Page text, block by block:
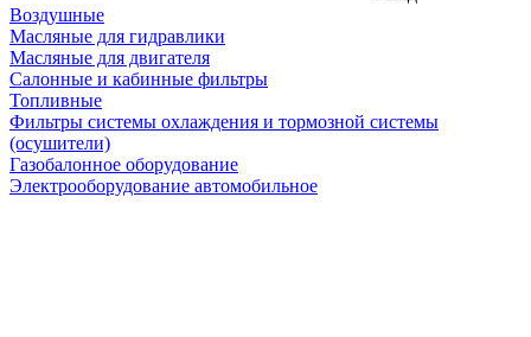
Воздушные
Масляные для гидравлики
Масляные для двигателя
Салонные и кабинные фильтры
Топливные
Фильтры системы охлаждения и тормозной системы
(осушители)
Газобалонное оборудование
Электрооборудование автомобильное